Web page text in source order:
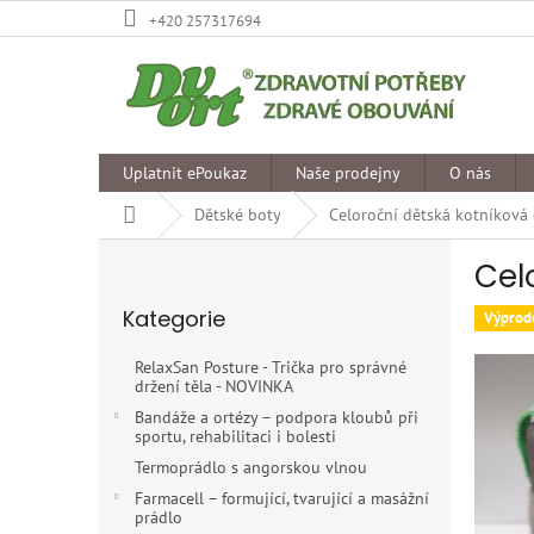
na
+420 257317694
Uplatnit ePoukaz Naše prodejny O nás
Domů
Dětské boty Celoroční dětská
kategorie
Kategorie
RelaxSan Posture - Trička pro správné
držení těla - NOVINKA
Bandáže a ortézy – podpora kloubů při
sportu, rehabilitaci i bolesti
Termoprádlo s angorskou vlnou
Farmacell – formující, tvarující a masážní
prádlo